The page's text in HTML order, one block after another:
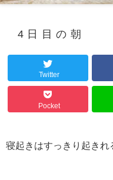
4日目の朝
Twitter
Pocket
寝起きはすっきり起きれ